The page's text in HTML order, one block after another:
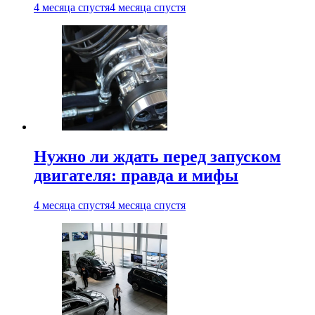
4 месяца спустя4 месяца спустя
Нужно ли ждать перед запуском
двигателя: правда и мифы
4 месяца спустя4 месяца спустя